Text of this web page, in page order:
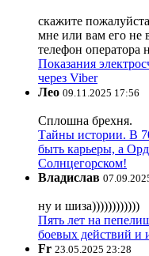
скажите
мне или вам его не
телефон оператора
Показания
через Viber
Лео 09.11.2025 17:56
Сплошна брехня.
Тайны истории. В
быть карьеры, а
Солнцегорском!
Владислав
ну и шиза))))))))))))
Пять лет на
боевых действий
Fr 23.05.2025 23:28